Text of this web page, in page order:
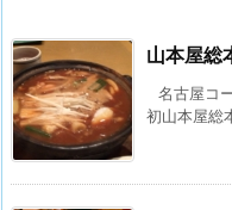
山本屋総
名古屋コ
初山本屋総